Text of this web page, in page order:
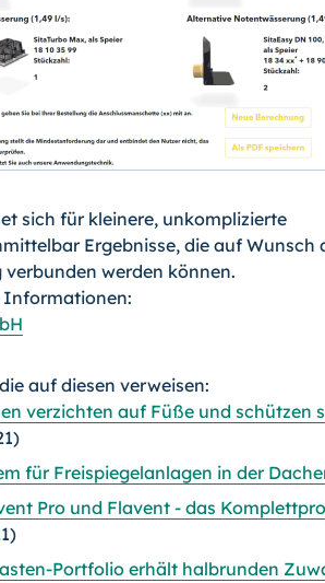
sich für kleinere, unkomplizierte
Ergebnisse, die auf Wunsch
werden können.
Informationen:
auf diesen verweisen:
verzichten auf Füße und schützen
für Freispiegelanlagen in der
Pro und Flavent - das
Portfolio erhält halbrunden